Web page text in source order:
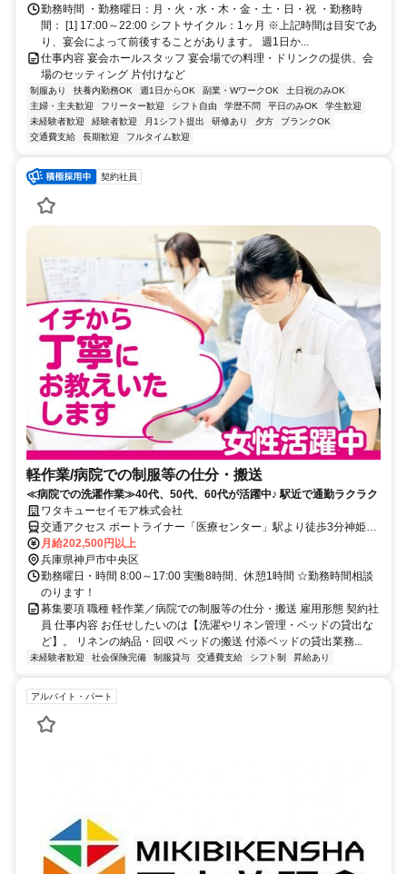
勤務時間 ・勤務曜日：月・火・水・木・金・土・日・祝 ・勤務時
間： [1] 17:00～22:00 シフトサイクル：1ヶ月 ※上記時間は目安であ
り、宴会によって前後することがあります。 週1日か...
仕事内容 宴会ホールスタッフ 宴会場での料理・ドリンクの提供、会
場のセッティング 片付けなど
制服あり 扶養内勤務OK 週1日からOK 副業・WワークOK
土日祝のみOK
主婦・主夫歓迎
フリーター歓迎 シフト自由 学歴不問 平日のみOK
学生歓迎
未経験者歓迎
経験者歓迎 月1シフト提出 研修あり 夕方
ブランクOK
交通費支給
長期歓迎 フルタイム歓迎
契約社員
軽作業/病院での制服等の仕分・搬送
≪病院での洗濯作業≫40代、50代、60代が活躍中♪ 駅近で通勤ラクラク
ワタキューセイモア株式会社
交通アクセス ポートライナー「医療センター」駅より徒歩3分神姫バ
ス「中央市民病院」「医療センター駅前」下車すぐ
月給202,500円以上
兵庫県神戸市中央区
勤務曜日・時間 8:00～17:00 実働8時間、休憩1時間 ☆勤務時間相談
のります！
募集要項 職種 軽作業／病院での制服等の仕分・搬送 雇用形態 契約社
員 仕事内容 お任せしたいのは【洗濯やリネン管理・ベッドの貸出な
ど】。 リネンの納品・回収 ベッドの搬送 付添ベッドの貸出業務...
未経験者歓迎 社会保険完備 制服貸与 交通費支給 シフト制 昇給あり
アルバイト・パート